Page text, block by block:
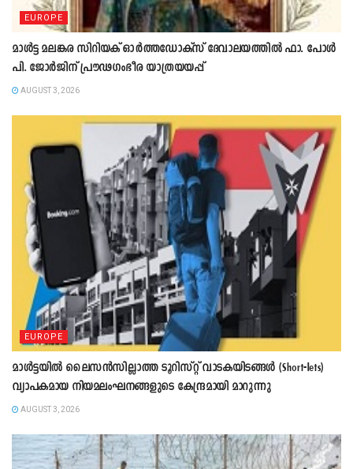
EUROPE
മാൾട്ട മലങ്കര സിറിയക് ഓർത്തഡോക്സ് ദേവാലയത്തിൽ ഫാ. പോൾ
പി. ജോർജിന് പ്രൗഢഗംഭീര യാത്രയയപ്പ്
AUGUST 3, 2026
EUROPE
മാൾട്ടയിൽ ലൈസൻസില്ലാത്ത ടൂറിസ്റ്റ് വാടകയിടങ്ങൾ (Short-lets)
വ്യാപകമായ നിയമലംഘനങ്ങളുടെ കേന്ദ്രമായി മാറുന്നു
AUGUST 3, 2026